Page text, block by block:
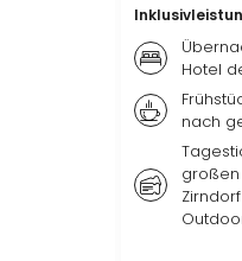
Hotel
nach
großen